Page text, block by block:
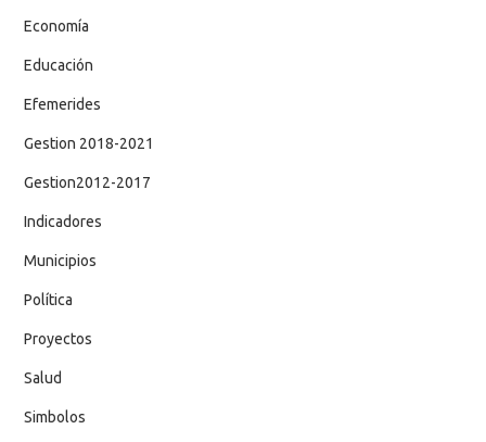
Economía
Educación
Efemerides
Gestion 2018-2021
Gestion2012-2017
Indicadores
Municipios
Política
Proyectos
Salud
Simbolos